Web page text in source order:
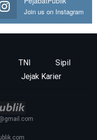
Join us on Instagram
TNI
Sipil
Jejak Karier